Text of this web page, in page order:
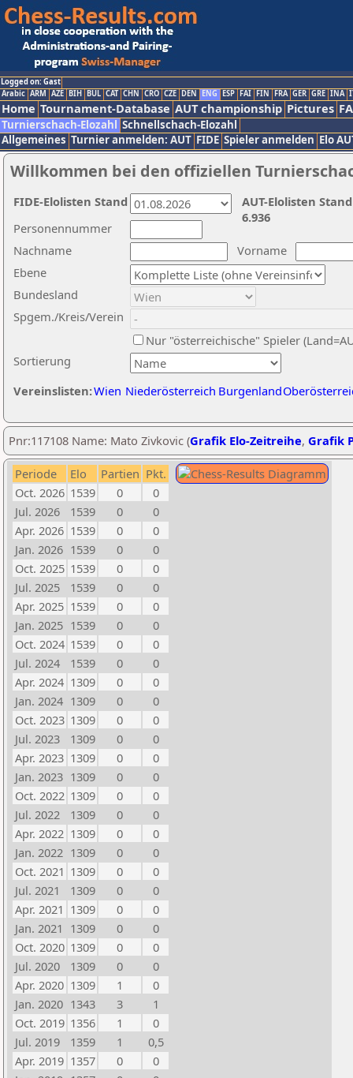
Logged on: Gast
Arabic ARM AZE BIH BUL CAT CHN CRO CZE DEN ENG ESP FAI FIN FRA GER GRE INA
Home Tournament-Database AUT championship Pictures
Turnierschach-Elozahl Schnellschach-Elozahl
Allgemeines Turnier anmelden: AUT FIDE Spieler anmelden Elo
Willkommen bei den offiziellen
Nachname
Vorname
Ebene
Sortierung
Personennummer
Bundesland
Spgem./Kreis/Verein
Nur "österreichische" Spieler
Vereinslisten:Wien Niederösterreich Burgenland
AUT-Elolisten
6.936
FIDE-Elolisten Stand
Pnr:117108 Name: Mato Zivkovic (Grafik Elo-Zeitreihe, Grafik
Periode Elo Partien Pkt.
Oct. 2026 1539 0
0
Jul. 2026
1539 0
0
Apr. 2026 1539 0
0
Jan. 2026 1539 0
0
Oct. 2025 1539 0
0
Jul. 2025
1539 0
0
Apr. 2025 1539 0
0
Jan. 2025 1539 0
0
Oct. 2024 1539 0
0
Jul. 2024
1539 0
0
Apr. 2024 1309 0
0
Jan. 2024 1309 0
0
Oct. 2023 1309 0
0
Jul. 2023
1309 0
0
Apr. 2023 1309 0
0
Jan. 2023 1309 0
0
Oct. 2022 1309 0
0
Jul. 2022
1309 0
0
Apr. 2022 1309 0
0
Jan. 2022 1309 0
0
Oct. 2021 1309 0
0
Jul. 2021
1309 0
0
Apr. 2021 1309 0
0
Jan. 2021 1309 0
0
Oct. 2020 1309 0
0
Jul. 2020
1309 0
0
Apr. 2020 1309 1
0
Jan. 2020 1343 3
1
Oct. 2019 1356 1
0
Jul. 2019
1359 1
0,5
Apr. 2019 1357 0
0